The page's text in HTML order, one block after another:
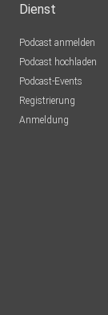
Dienst
Podcast anmelden
Podcast hochladen
Podcast-Events
Registrierung
Anmeldung